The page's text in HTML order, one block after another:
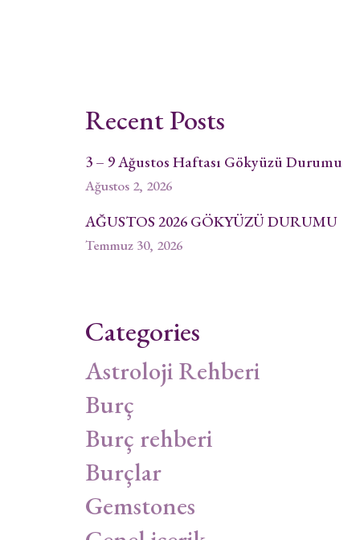
Recent Posts
3 – 9 Ağustos Haftası Gökyüzü Durumu
Ağustos 2, 2026
AĞUSTOS 2026 GÖKYÜZÜ DURUMU
Temmuz 30, 2026
Categories
Astroloji Rehberi
Burç
Burç rehberi
Burçlar
Gemstones